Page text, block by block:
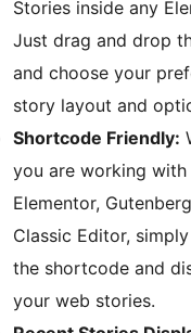
Stories inside any
Just drag and drop
and choose your
story layout and
Shortcode Friendly:
you are working with
Elementor,
Classic Editor,
the shortcode and
your web stories.